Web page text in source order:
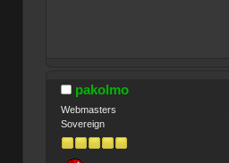
pakolmo
Webmasters
Sovereign